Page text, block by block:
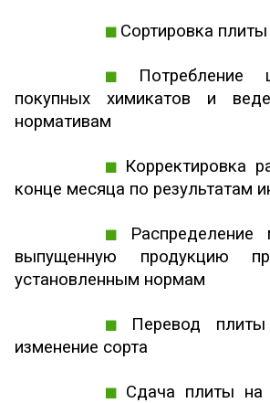
Сортировка плиты
Потребление
покупных химикатов и
нормативам
Корректировка
конце месяца по результатам
Распределение
выпущенную продукцию
установленным нормам
Перевод
изменение сорта
Сдача плиты на